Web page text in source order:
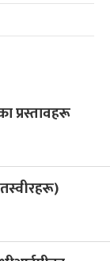
प्रस्तावहरू